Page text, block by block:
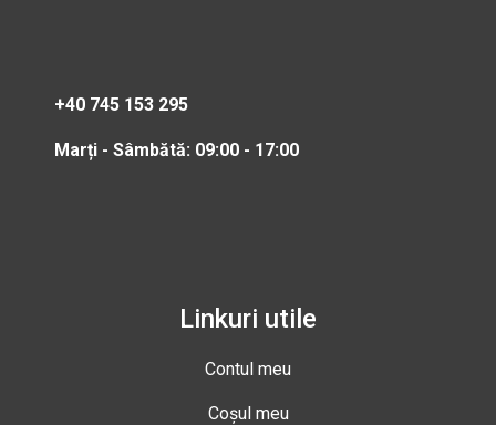
+40 745 153 295
Marți - Sâmbătă: 09:00 - 17:00
Linkuri utile
Contul meu
Coșul meu